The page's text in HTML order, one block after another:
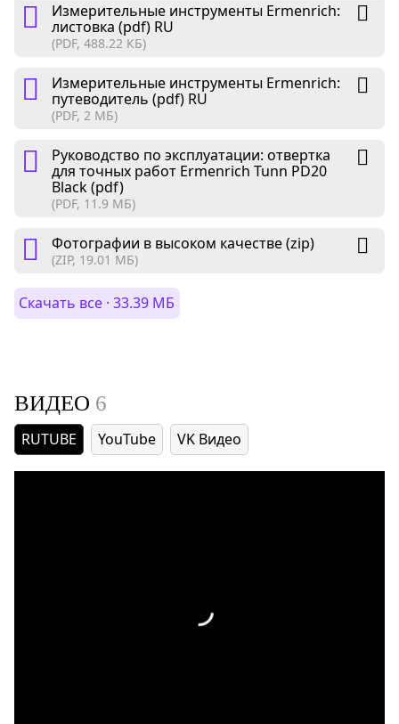
Измерительные инструменты Ermenrich:
листовка (pdf) RU
(PDF, 488.22 КБ)
Измерительные инструменты Ermenrich:
путеводитель (pdf) RU
(PDF, 2 МБ)
Руководство по эксплуатации: отвертка
для точных работ Ermenrich Tunn PD20
Black (pdf)
(PDF, 11.9 МБ)
Фотографии в высоком качестве (zip)
(ZIP, 19.01 МБ)
Скачать все · 33.39 МБ
ВИДЕО 6
RUTUBE YouTube VK Видео